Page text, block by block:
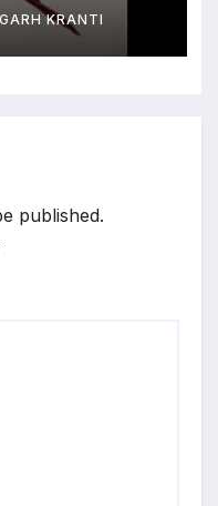
ड्रामा
KRANTI
published.